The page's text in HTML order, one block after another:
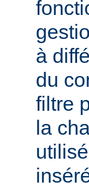
à
du
filtre
la